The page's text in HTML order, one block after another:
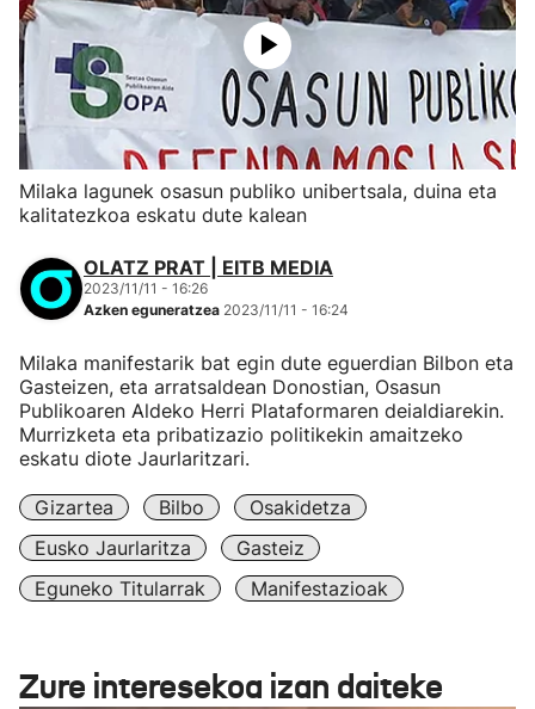
Milaka lagunek osasun publiko unibertsala, duina eta
kalitatezkoa eskatu dute kalean
OLATZ PRAT | EITB MEDIA
2023/11/11 - 16:26
Azken eguneratzea 2023/11/11 - 16:24
Milaka manifestarik bat egin dute eguerdian Bilbon eta
Gasteizen, eta arratsaldean Donostian, Osasun
Publikoaren Aldeko Herri Plataformaren deialdiarekin.
Murrizketa eta pribatizazio politikekin amaitzeko
eskatu diote Jaurlaritzari.
Gizartea Bilbo
Osakidetza
Eusko Jaurlaritza
Gasteiz
Eguneko Titularrak
Manifestazioak
Zure interesekoa izan daiteke